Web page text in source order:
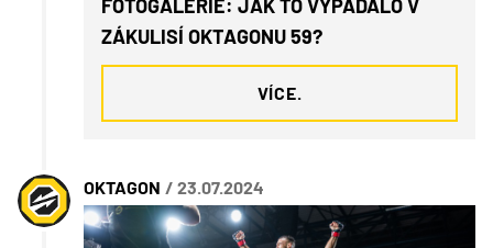
FOTOGALERIE: JAK TO VYPADALO V
ZÁKULISÍ OKTAGONU 59?
VÍCE.
OKTAGON / 23.07.2024